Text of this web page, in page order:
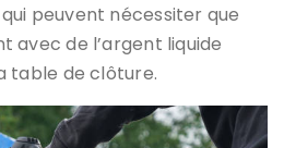
peuvent nécessiter que
avec de l’argent liquide
table de clôture.